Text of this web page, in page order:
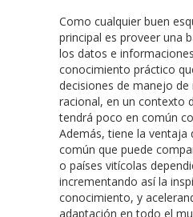
Como cualquier buen
principal es proveer una
los datos e
conocimiento práctico
decisiones de manejo
racional, en un contexto
tendrá poco en común
Además, tiene la ventaja
común que puede
o países vitícolas
incrementando así la
conocimiento, y
adaptación en todo el